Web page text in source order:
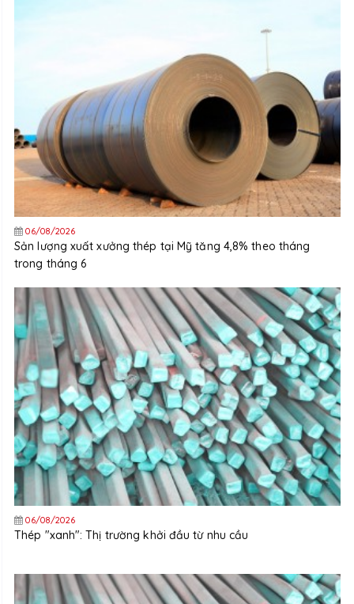
06/08/2026
Sản lượng xuất xưởng thép tại Mỹ tăng 4,8% theo tháng
trong tháng 6
06/08/2026
Thép "xanh": Thị trường khởi đầu từ nhu cầu